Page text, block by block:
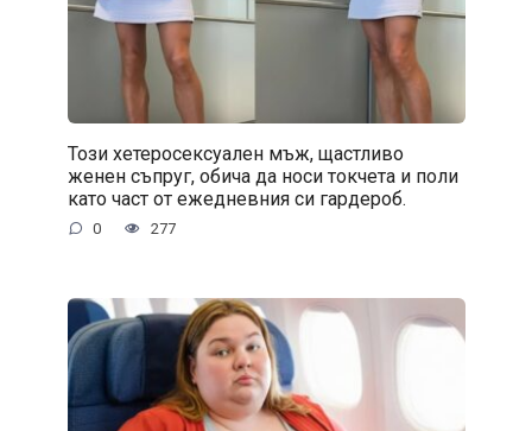
Този хетеросексуален мъж, щастливо
женен съпруг, обича да носи токчета и поли
като част от ежедневния си гардероб.
0 277